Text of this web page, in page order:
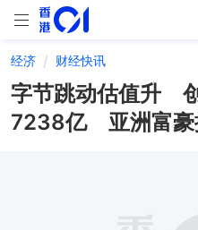
经济 财经快讯
字节跳动估值升
7238亿 亚洲富豪